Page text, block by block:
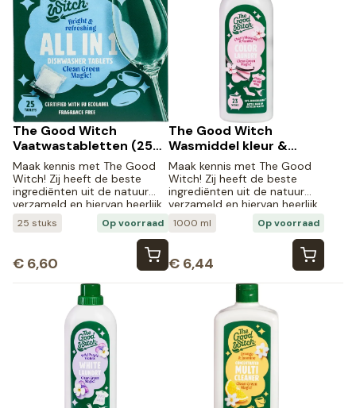
The Good Witch
Vaatwastabletten (25
stuks)
Maak kennis met The Good
Witch! Zij heeft de beste
ingrediënten uit de natuur
verzameld en hiervan heerlijk
ruikende, natuurlijke
schoonmaakmiddelen
25 stuks Op voorraad
€ 6,60
The Good Witch
Wasmiddel kleur &
zwart kersenbloesem
vanille (1000 ml)
Maak kennis met The Good
Witch! Zij heeft de beste
ingrediënten uit de natuur
verzameld en hiervan heerlijk
ruikende, natuurlijke
schoonmaakmiddelen
1000 ml Op voorraad
€ 6,44